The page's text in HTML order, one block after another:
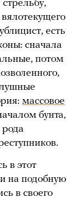
есть
сначала
потом
массовое
бунта,
в этот
на подобную
в своего